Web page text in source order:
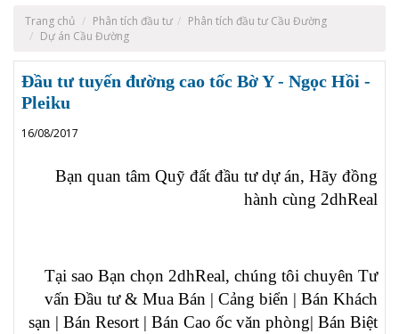
Trang chủ Phân tích đầu tư
Phân tích đầu tư Cầu Đường
Dự án Cầu Đường
Đầu tư tuyến đường cao tốc Bờ Y - Ngọc Hồi -
Pleiku
16/08/2017
Bạn quan tâm Quỹ đất đầu tư dự án, Hãy đồng
hành cùng 2dhReal
Tại sao Bạn chọn 2dhReal, chúng tôi chuyên Tư
vấn Đầu tư & Mua Bán | Cảng biển | Bán Khách
sạn | Bán Resort | Bán Cao ốc văn phòng| Bán Biệt